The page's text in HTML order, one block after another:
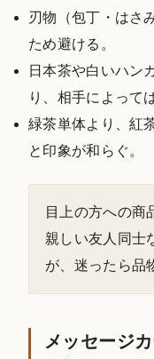
刃物（包丁・はさ
ため避ける。
日本茶や白いハン
り、相手によって
緑茶単体より、紅
と印象が和らぐ。
目上の方への商
親しい友人同士
が、迷ったら品
メッセージ